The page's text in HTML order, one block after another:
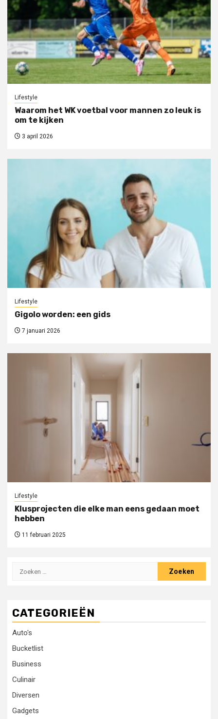
Lifestyle
Waarom het WK voetbal voor mannen zo leuk is
om te kijken
3 april 2026
Lifestyle
Gigolo worden: een gids
7 januari 2026
Lifestyle
Klusprojecten die elke man eens gedaan moet
hebben
11 februari 2025
Zoeken
CATEGORIEËN
Auto's
Bucketlist
Business
Culinair
Diversen
Gadgets